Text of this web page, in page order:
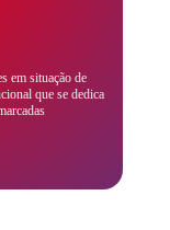
em situação de
que se dedica